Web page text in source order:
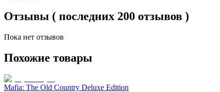
Отзывы ( последних 200 отзывов )
Пока нет отзывов
Похожие товары
Mafia: The Old Country Deluxe Edition